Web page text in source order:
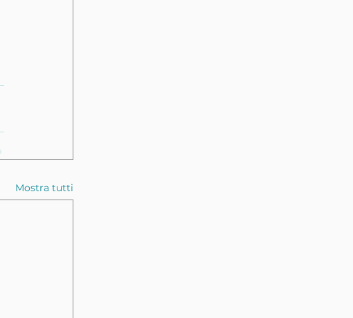
Mostra tutti